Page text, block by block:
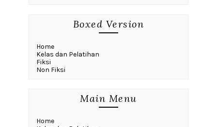
Boxed Version
Home
Kelas dan Pelatihan
Fiksi
Non Fiksi
Main Menu
Home